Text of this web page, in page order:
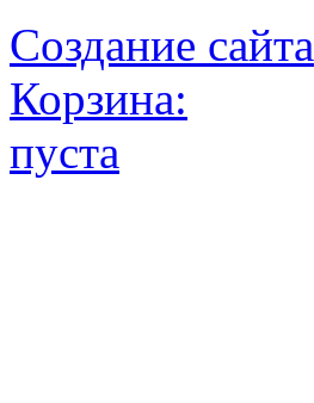
Создание сайта
Корзина:
пуста